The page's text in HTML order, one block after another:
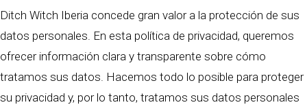
Ditch Witch Iberia concede gran valor a la protección de sus
datos personales. En esta política de privacidad, queremos
ofrecer información clara y transparente sobre cómo
tratamos sus datos. Hacemos todo lo posible para proteger
su privacidad y, por lo tanto, tratamos sus datos personales